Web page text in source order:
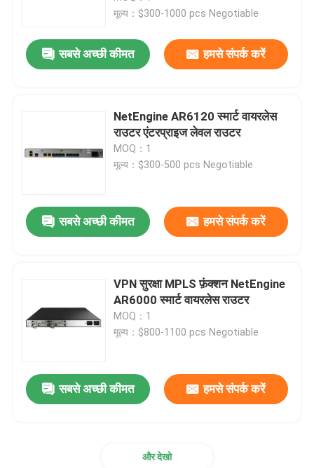
घर
हमारे बारे में
गुणवत्ता नियंत्रण
समाचार
मामले
मूल्य：$300-1000 pcs Negotiable
सबसे अच्छी कीमत हमसे संपर्क करें
NetEngine AR6120 स्मार्ट वायरलेस
राउटर एंटरप्राइज लेवल राउटर
MOQ：1
मूल्य：$300-500 pcs Negotiable
सबसे अच्छी कीमत हमसे संपर्क करें
VPN सुरक्षा MPLS फ़ंक्शन NetEngine
AR6000 स्मार्ट वायरलेस राउटर
MOQ：1
मूल्य：$800-1100 pcs Negotiable
सबसे अच्छी कीमत हमसे संपर्क करें
और देखो